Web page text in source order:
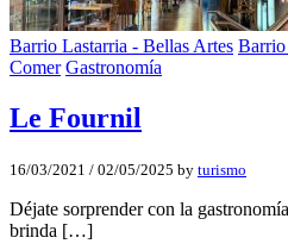
Barrio Lastarria - Bellas Artes Barrio
Comer Gastronomía
Le Fournil
16/03/2021 / 02/05/2025 by turismo
Déjate sorprender con la
brinda […]